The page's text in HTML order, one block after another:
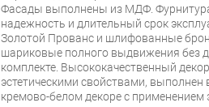
Фасады выполнены из МДФ.
надежность и длительный срок
Золотой Прованс и шлифованные
шариковые полного выдвижения без
комплекте. Высококачественный
эстетическими свойствами, выполнен
кремово-белом декоре с